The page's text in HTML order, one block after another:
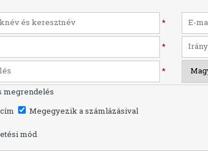
*
*
*
megrendelés
Megegyezik a számlázásival
mód